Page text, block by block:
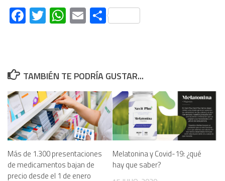
Facebook
Twitter
WhatsApp
EmailCompartir
TAMBIÉN TE PODRÍA GUSTAR...
Más de 1.300 presentaciones
de medicamentos bajan de
precio desde el 1 de enero
Melatonina y Covid-19: ¿qué
hay que saber?